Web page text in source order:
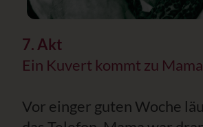
7. Akt
Ein Kuvert kommt zu Mama
Vor einger guten Woche